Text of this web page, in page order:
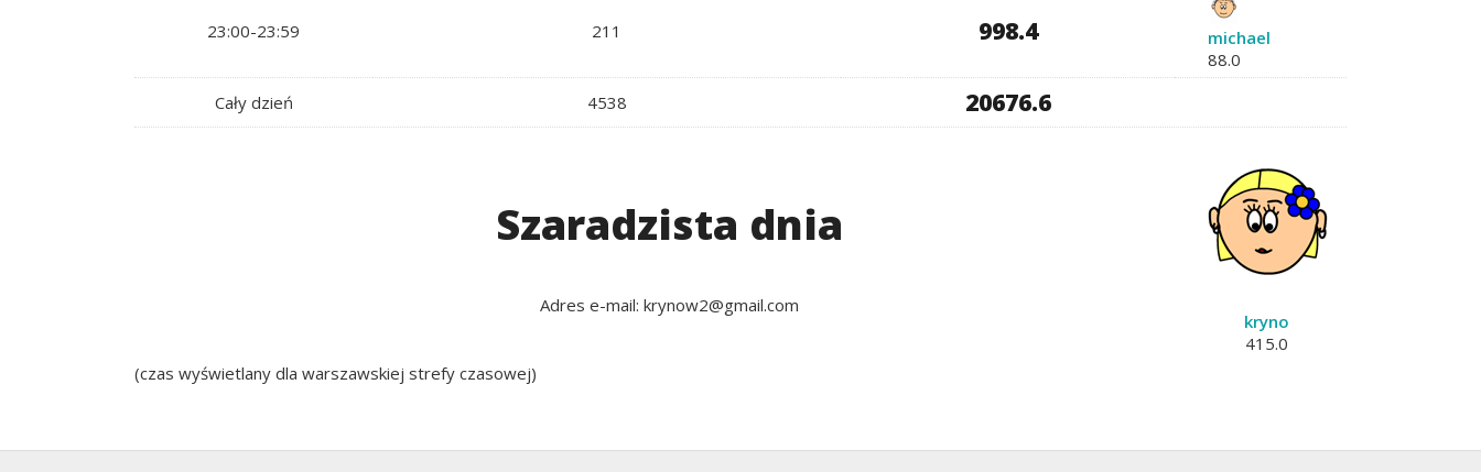
23:00-23:59 211 998.4
michael
88.0
Cały dzień
4538 20676.6
kryno
415.0
Szaradzista dnia
Adres e-mail: krynow2@gmail.com
(czas wyświetlany dla warszawskiej strefy czasowej)